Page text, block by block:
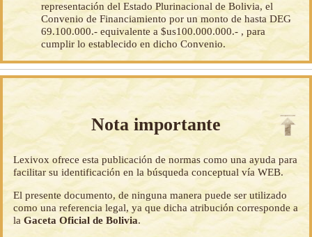
representación del Estado Plurinacional de Bolivia, el
Convenio de Financiamiento por un monto de hasta DEG
69.100.000.- equivalente a $us100.000.000.- , para
cumplir lo establecido en dicho Convenio.
Nota importante
Lexivox ofrece esta publicación de normas como una ayuda para
facilitar su identificación en la búsqueda conceptual vía WEB.
El presente documento, de ninguna manera puede ser utilizado
como una referencia legal, ya que dicha atribución corresponde a
laGaceta Oficial de Bolivia.